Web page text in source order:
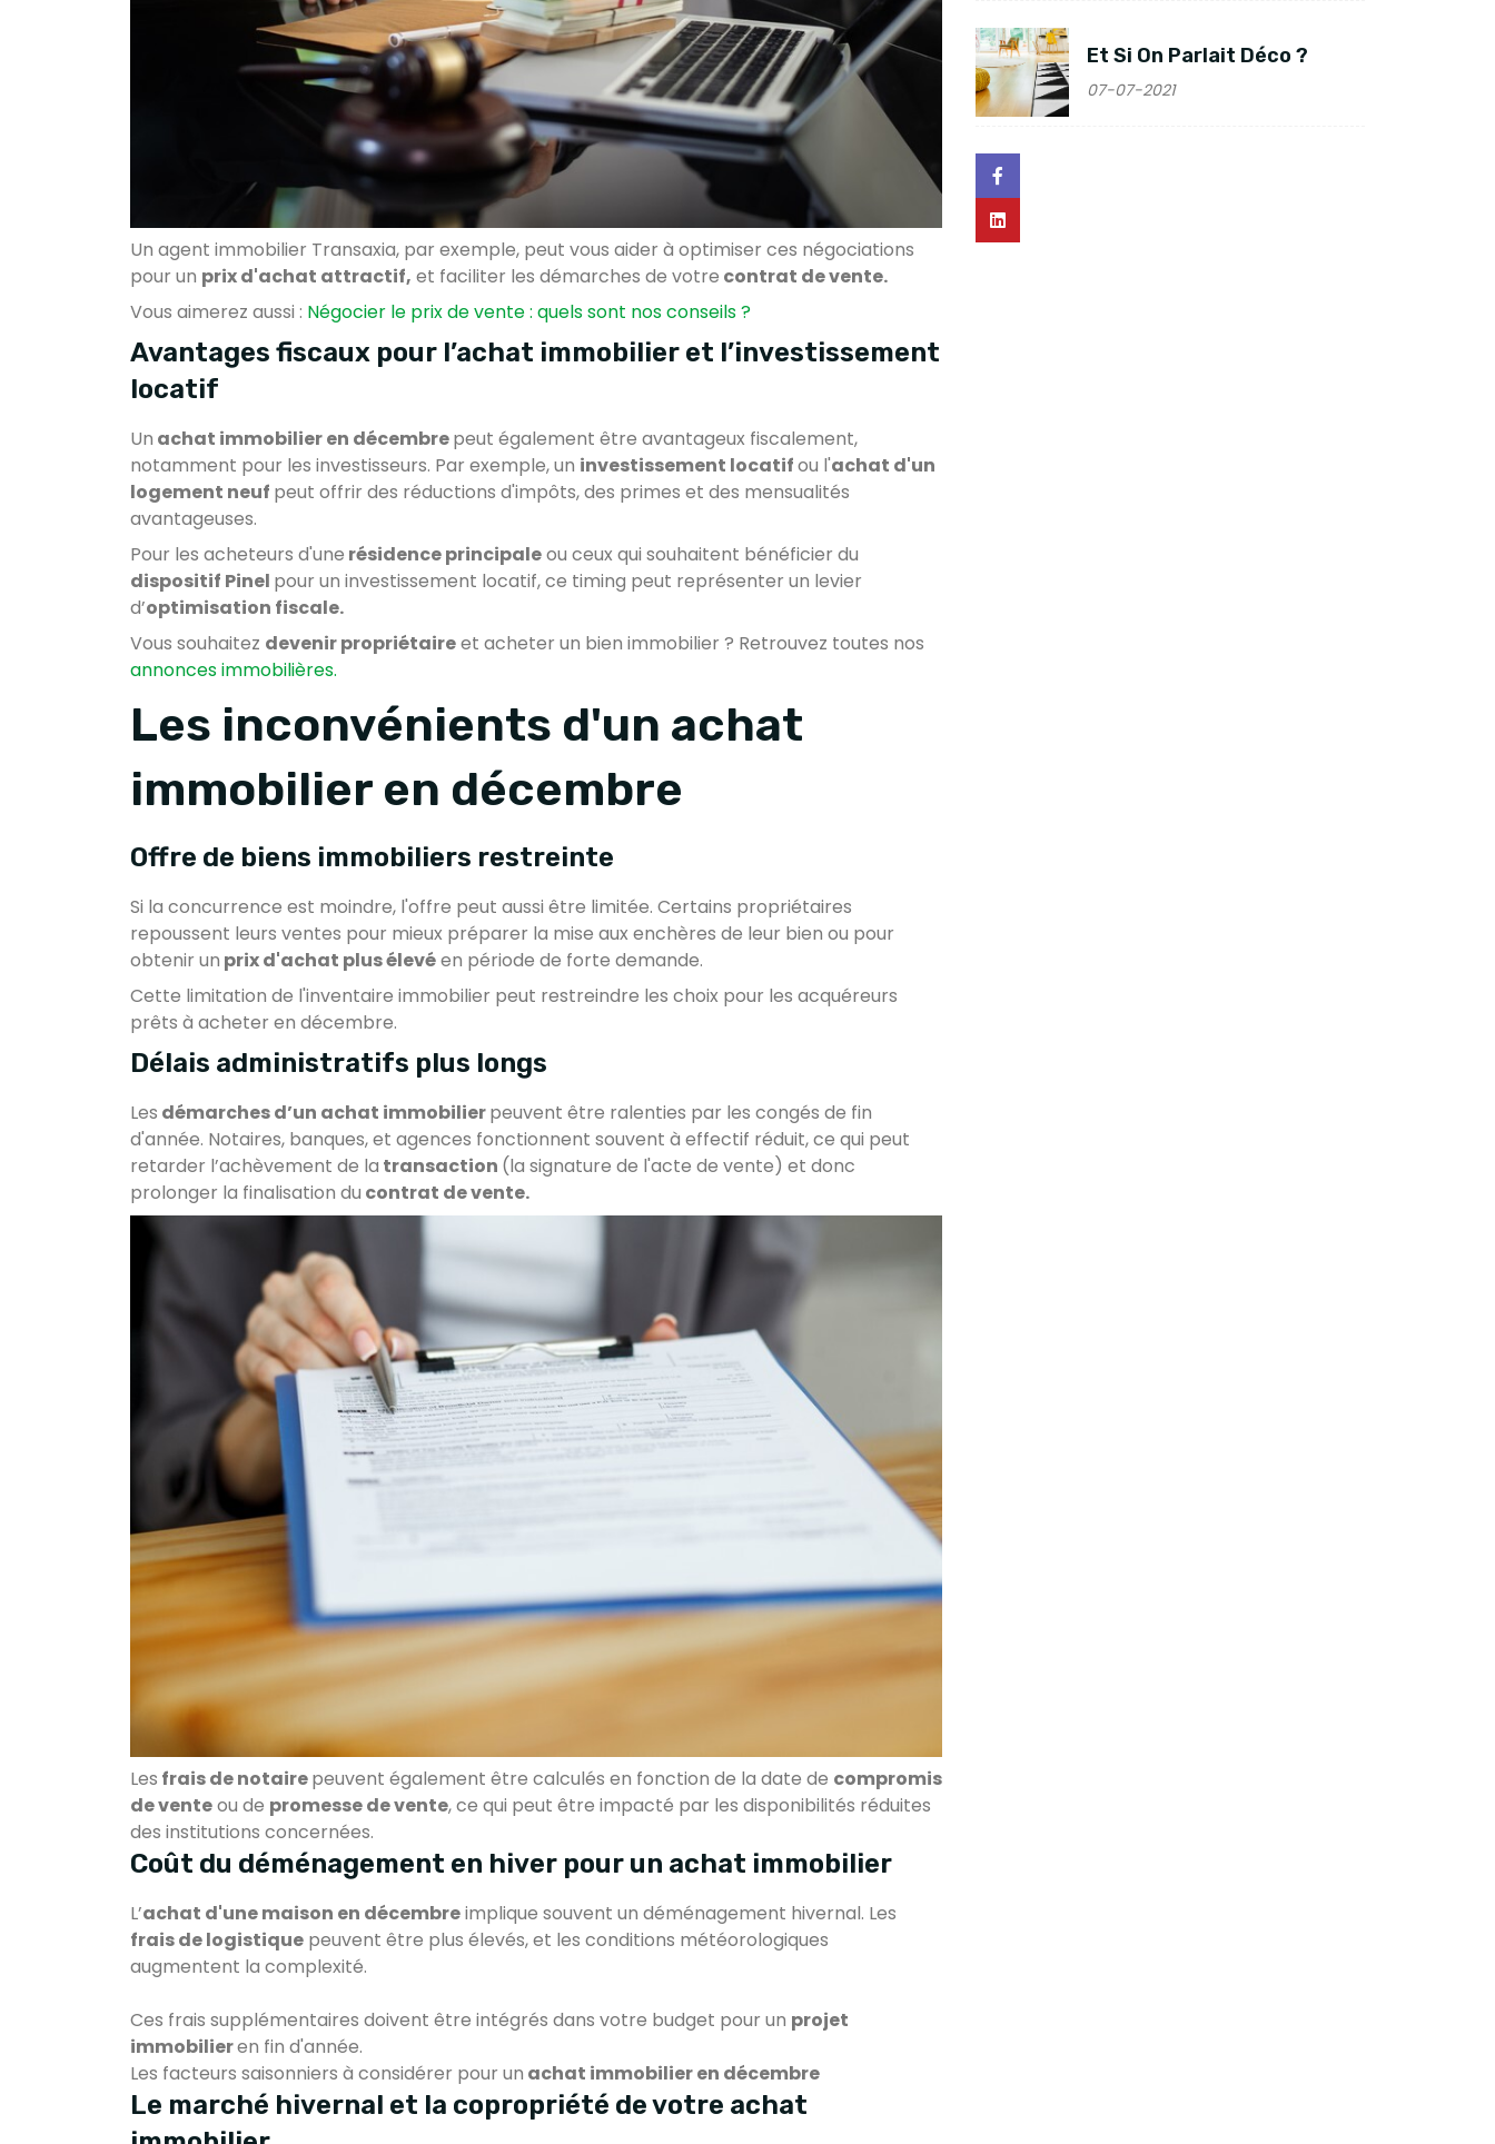
Un agent immobilier Transaxia, par exemple, peut vous aider à optimiser ces négociations
pour un prix d'achat attractif, et faciliter les démarches de votre contrat de vente.
Vous aimerez aussi : Négocier le prix de vente : quels sont nos conseils ?
Avantages fiscaux pour l’achat immobilier et l’investissement
locatif
Un achat immobilier en décembrepeut également être avantageux fiscalement,
notamment pour les investisseurs. Par exemple, un investissement locatifou l'achat d'un
logement neuf peut offrir des réductions d'impôts, des primes et des mensualités
avantageuses.
Pour les acheteurs d'une résidence principaleou ceux qui souhaitent bénéficier du
dispositif Pinel pour un investissement locatif, ce timing peut représenter un levier
d’optimisation fiscale.
Vous souhaitez devenir propriétaireet acheter un bien immobilier ? Retrouvez toutes nos
annonces immobilières.
Les inconvénients d'un achat
immobilier en décembre
Offre de biens immobiliers restreinte
Si la concurrence est moindre, l'offre peut aussi être limitée. Certains propriétaires
repoussent leurs ventes pour mieux préparer la mise aux enchères de leur bien ou pour
obtenir un prix d'achat plus élevéen période de forte demande.
Cette limitation de l'inventaire immobilier peut restreindre les choix pour les acquéreurs
prêts à acheter en décembre.
Délais administratifs plus longs
Les démarches d’un achat immobilierpeuvent être ralenties par les congés de fin
d'année. Notaires, banques, et agences fonctionnent souvent à effectif réduit, ce qui peut
retarder l’achèvement de la transaction (la signature de l'acte de vente) et donc
prolonger la finalisation du contrat de vente.
Les frais de notairepeuvent également être calculés en fonction de la date de compromis
de venteou de promesse de vente, ce qui peut être impacté par les disponibilités réduites
des institutions concernées.
Coût du déménagement en hiver pour un achat immobilier
L’achat d'une maison en décembreimplique souvent un déménagement hivernal. Les
frais de logistique peuvent être plus élevés, et les conditions météorologiques
augmentent la complexité.
Ces frais supplémentaires doivent être intégrés dans votre budget pour un projet
immobilieren fin d'année.
Les facteurs saisonniers à considérer pour un achat immobilier en décembre
Le marché hivernal et la copropriété de votre achat
Et Si On Parlait Déco ?
07-07-2021